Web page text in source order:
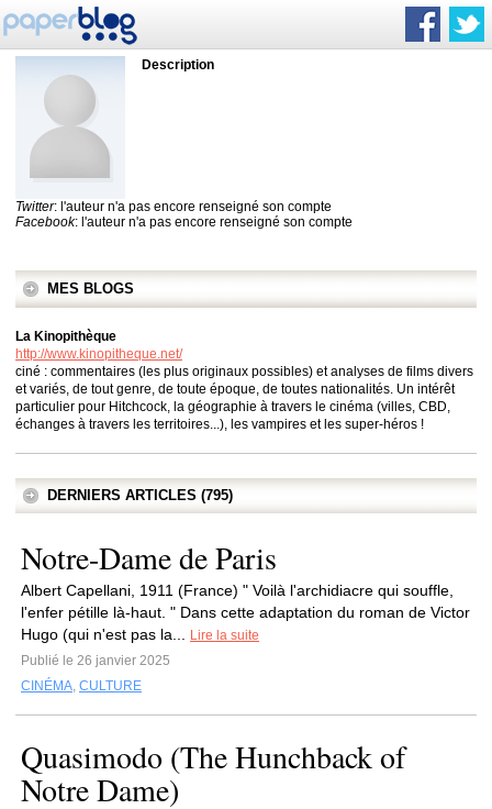
Description
Twitter: l'auteur n'a pas encore renseigné son compte
Facebook: l'auteur n'a pas encore renseigné son compte
MES BLOGS
La Kinopithèque
http://www.kinopitheque.net/
ciné : commentaires (les plus originaux possibles) et analyses de films divers
et variés, de tout genre, de toute époque, de toutes nationalités. Un intérêt
particulier pour Hitchcock, la géographie à travers le cinéma (villes, CBD,
échanges à travers les territoires...), les vampires et les super-héros !
DERNIERS ARTICLES (795)
Notre-Dame de Paris
Albert Capellani, 1911 (France) " Voilà l'archidiacre qui souffle,
l'enfer pétille là-haut. " Dans cette adaptation du roman de Victor
Hugo (qui n'est pas la...
Lire la suite
Publié le 26 janvier 2025
CINÉMA, CULTURE
Quasimodo (The Hunchback of
Notre Dame)